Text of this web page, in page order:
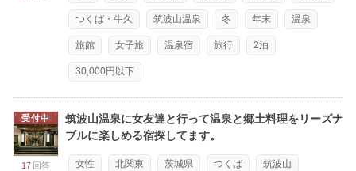
つくば・牛久 筑波山温泉 冬 年末 温泉
旅館 女子旅 温泉宿 旅行 2泊
30,000円以下
受付中
17 回答
筑波山温泉に女友達と行って温泉と郷土料理をリーズナ
ブルに楽しめる宿探してます。
女性 北関東 茨城県 つくば 筑波山